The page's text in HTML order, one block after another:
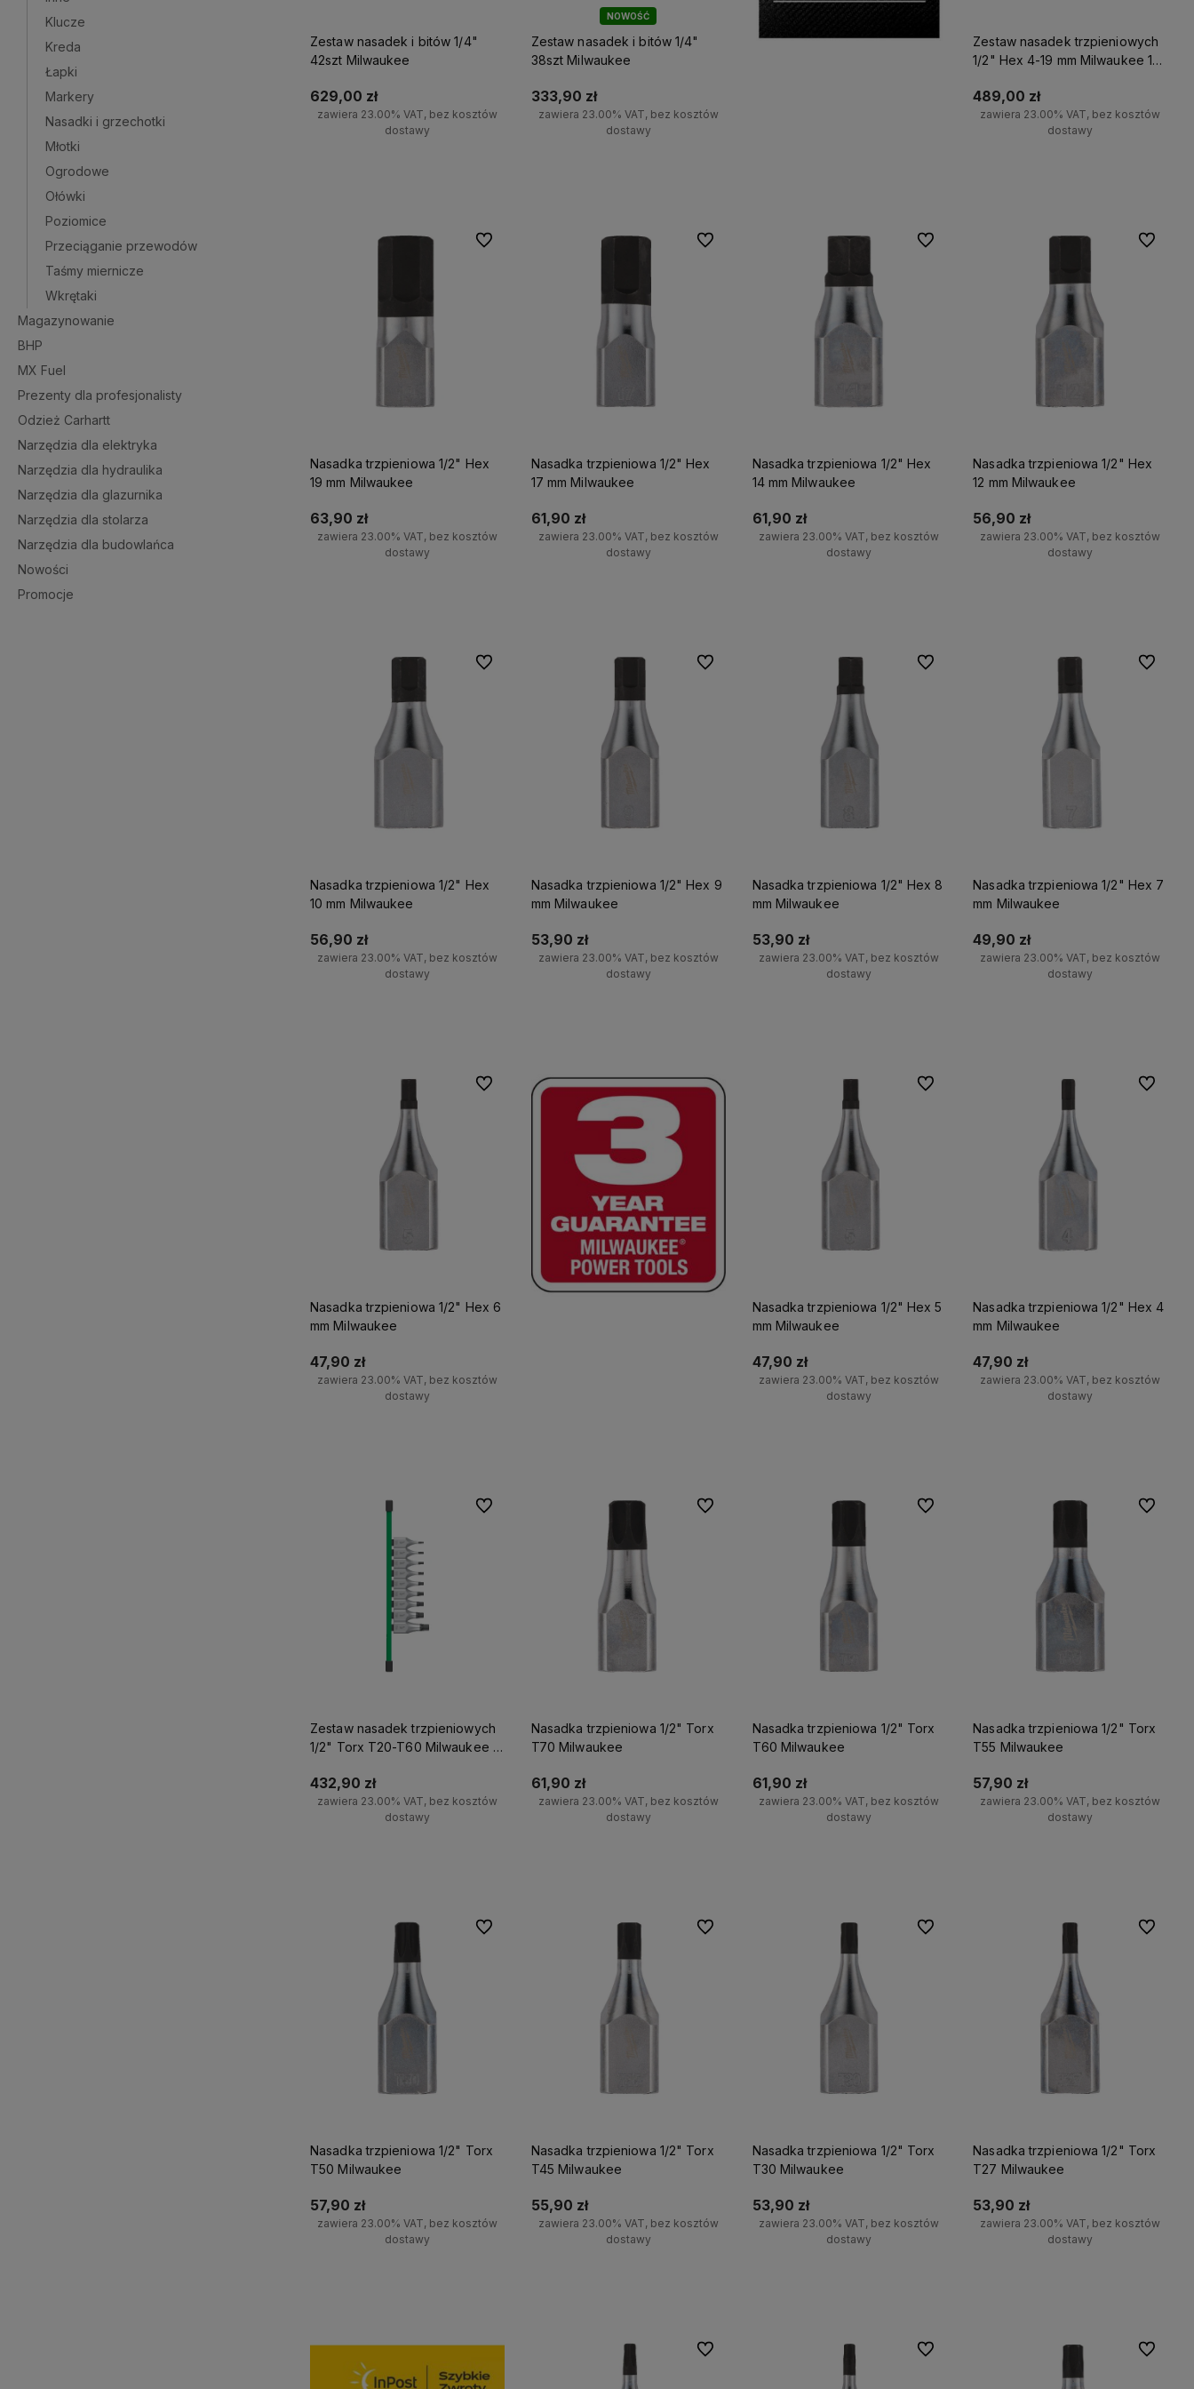
Klucze
Kreda
Łapki
Markery
Nasadki i grzechotki
Młotki
Ogrodowe
Ołówki
Poziomice
Przeciąganie przewodów
Taśmy miernicze
Wkrętaki
Magazynowanie
BHP
MX Fuel
Prezenty dla profesjonalisty
Odzież Carhartt
Narzędzia dla elektryka
Narzędzia dla hydraulika
Narzędzia dla glazurnika
Narzędzia dla stolarza
Narzędzia dla budowlańca
Nowości
Promocje
Zestaw nasadek i bitów 1/4"
42szt Milwaukee
629,00 zł
zawiera 23.00% VAT, bez kosztów
dostawy
NOWOŚĆ
Zestaw nasadek i bitów 1/4"
38szt Milwaukee
333,90 zł
zawiera 23.00% VAT, bez kosztów
dostawy
Zestaw nasadek trzpieniowych
1/2" Hex 4-19 mm Milwaukee 10
489,00 zł
zawiera 23.00% VAT, bez kosztów
dostawy
Nasadka trzpieniowa 1/2" Hex
19 mm Milwaukee
63,90 zł
zawiera 23.00% VAT, bez kosztów
dostawy
Do ulubionych
Nasadka trzpieniowa 1/2" Hex
17 mm Milwaukee
61,90 zł
zawiera 23.00% VAT, bez kosztów
dostawy
Do ulubionych
Nasadka trzpieniowa 1/2" Hex
14 mm Milwaukee
61,90 zł
zawiera 23.00% VAT, bez kosztów
dostawy
Do ulubionych
Nasadka trzpieniowa 1/2" Hex
12 mm Milwaukee
56,90 zł
zawiera 23.00% VAT, bez kosztów
dostawy
Do
Nasadka trzpieniowa 1/2" Hex
10 mm Milwaukee
56,90 zł
zawiera 23.00% VAT, bez kosztów
dostawy
Do ulubionych
Nasadka trzpieniowa 1/2" Hex 9
mm Milwaukee
53,90 zł
zawiera 23.00% VAT, bez kosztów
dostawy
Do ulubionych
Nasadka trzpieniowa 1/2" Hex 8
mm Milwaukee
53,90 zł
zawiera 23.00% VAT, bez kosztów
dostawy
Do ulubionych
Nasadka trzpieniowa 1/2" Hex 7
mm Milwaukee
49,90 zł
zawiera 23.00% VAT, bez kosztów
dostawy
Do
Nasadka trzpieniowa 1/2" Hex 6
mm Milwaukee
47,90 zł
zawiera 23.00% VAT, bez kosztów
dostawy
Do ulubionych
Nasadka trzpieniowa 1/2" Hex 5
mm Milwaukee
47,90 zł
zawiera 23.00% VAT, bez kosztów
dostawy
Do ulubionych
Nasadka trzpieniowa 1/2" Hex 4
mm Milwaukee
47,90 zł
zawiera 23.00% VAT, bez kosztów
dostawy
Do
Zestaw nasadek trzpieniowych
1/2" Torx T20-T60 Milwaukee 9
432,90 zł
zawiera 23.00% VAT, bez kosztów
dostawy
Do ulubionych
Nasadka trzpieniowa 1/2" Torx
T70 Milwaukee
61,90 zł
zawiera 23.00% VAT, bez kosztów
dostawy
Do ulubionych
Nasadka trzpieniowa 1/2" Torx
T60 Milwaukee
61,90 zł
zawiera 23.00% VAT, bez kosztów
dostawy
Do ulubionych
Nasadka trzpieniowa 1/2" Torx
T55 Milwaukee
57,90 zł
zawiera 23.00% VAT, bez kosztów
dostawy
Do
Nasadka trzpieniowa 1/2" Torx
T50 Milwaukee
57,90 zł
zawiera 23.00% VAT, bez kosztów
dostawy
Do ulubionych
Nasadka trzpieniowa 1/2" Torx
T45 Milwaukee
55,90 zł
zawiera 23.00% VAT, bez kosztów
dostawy
Do ulubionych
Nasadka trzpieniowa 1/2" Torx
T30 Milwaukee
53,90 zł
zawiera 23.00% VAT, bez kosztów
dostawy
Do ulubionych
Nasadka trzpieniowa 1/2" Torx
T27 Milwaukee
53,90 zł
zawiera 23.00% VAT, bez kosztów
dostawy
Do
Do ulubionych Do ulubionych Do